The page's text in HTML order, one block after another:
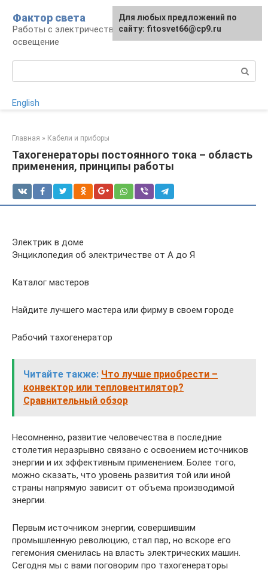
контенту
Фактор света
Работы с электричеством, электроприборы и
освещение
English
Главная » Кабели и приборы
Тахогенераторы постоянного тока – область
применения, принципы работы
Электрик в доме
Энциклопедия об электричестве от А до Я
Каталог мастеров
Найдите лучшего мастера или фирму в своем городе
Рабочий тахогенератор
Читайте также: Что лучше приобрести –
конвектор или тепловентилятор?
Сравнительный обзор
Несомненно, развитие человечества в последние
столетия неразрывно связано с освоением источников
энергии и их эффективным применением. Более того,
можно сказать, что уровень развития той или иной
страны напрямую зависит от объема производимой
энергии.
Первым источником энергии, совершившим
промышленную революцию, стал пар, но вскоре его
гегемония сменилась на власть электрических машин.
Сегодня мы с вами поговорим про тахогенераторы
Для любых предложений по
сайту: fitosvet66@cp9.ru